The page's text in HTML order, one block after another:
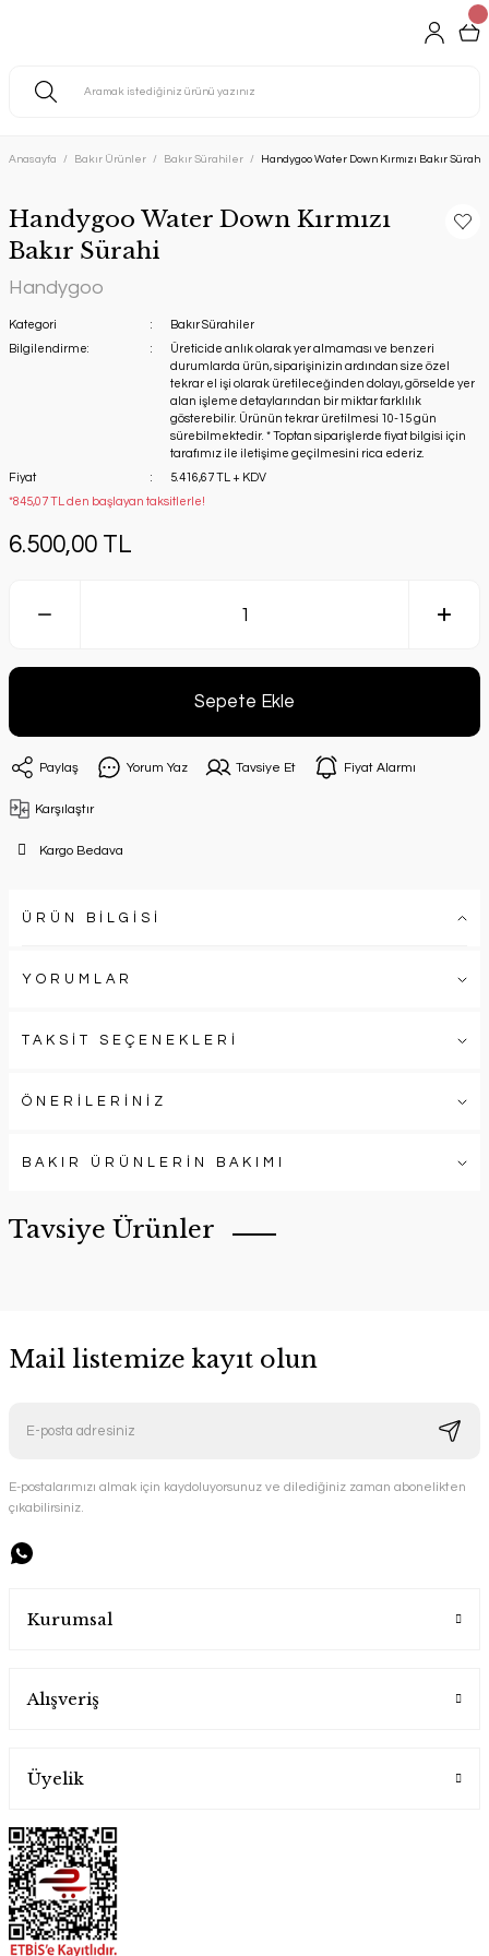
Anasayfa Bakır Ürünler Bakır Sürahiler Handygoo Water Down Kırmızı Bakır Sürahi
Handygoo Water Down Kırmızı
Bakır Sürahi
Handygoo
Kategori
Bakır Sürahiler
Bilgilendirme:
Üreticide anlık olarak yer almaması ve benzeri
durumlarda ürün, siparişinizin ardından size özel
tekrar el işi olarak üretileceğinden dolayı, görselde yer
alan işleme detaylarından bir miktar farklılık
gösterebilir. Ürünün tekrar üretilmesi 10-15 gün
sürebilmektedir. * Toptan siparişlerde fiyat bilgisi için
tarafımız ile iletişime geçilmesini rica ederiz.
Fiyat
5.416,67 TL + KDV
*845,07 TL den başlayan taksitlerle!
6.500,00 TL
Sepete Ekle
Paylaş Yorum Yaz Tavsiye Et Fiyat Alarmı
Karşılaştır
Kargo Bedava
ÜRÜN BİLGİSİ
YORUMLAR
TAKSİT SEÇENEKLERİ
ÖNERİLERİNİZ
BAKIR ÜRÜNLERİN BAKIMI
Tavsiye Ürünler
Güzel Kızıl Bakır Sürahi
6.500,00 TL
Handygoo
6.500,00 TL
Mail listemize kayıt olun
E-postalarımızı almak için kaydoluyorsunuz ve dilediğiniz zaman abonelikten
çıkabilirsiniz.
Kurumsal
Alışveriş
Üyelik